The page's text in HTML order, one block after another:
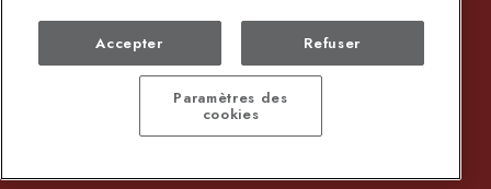
DEMANDE DE DOCUMENTS ADMINISTRATIFS PROTECTION DES DONNÉES
Accepter Refuser
Paramètres des
cookies